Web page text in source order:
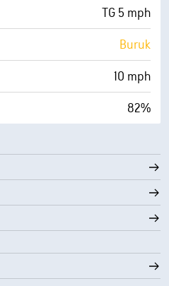
100%
10 mi
30000 ft
TG 5 mph
Buruk
10 mph
82%
0 (Gelap)
100%
10 mi
30000 ft